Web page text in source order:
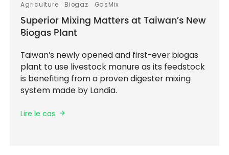
Agriculture Biogaz GasMix
Superior Mixing Matters at Taiwan’s New
Biogas Plant
Taiwan’s newly opened and first-ever biogas
plant to use livestock manure as its feedstock
is benefiting from a proven digester mixing
system made by Landia.
Lire le cas